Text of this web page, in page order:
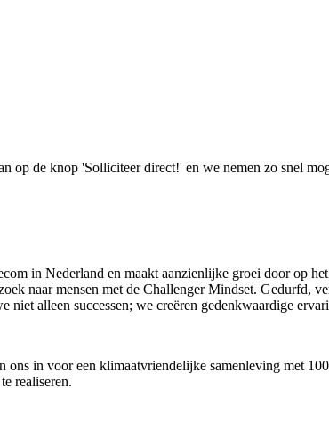
op de knop 'Solliciteer direct!' en we nemen zo snel
in Nederland en maakt aanzienlijke groei door op
naar mensen met de Challenger Mindset. Gedurfd,
alleen successen; we creëren gedenkwaardige
in voor een klimaatvriendelijke samenleving met
realiseren.